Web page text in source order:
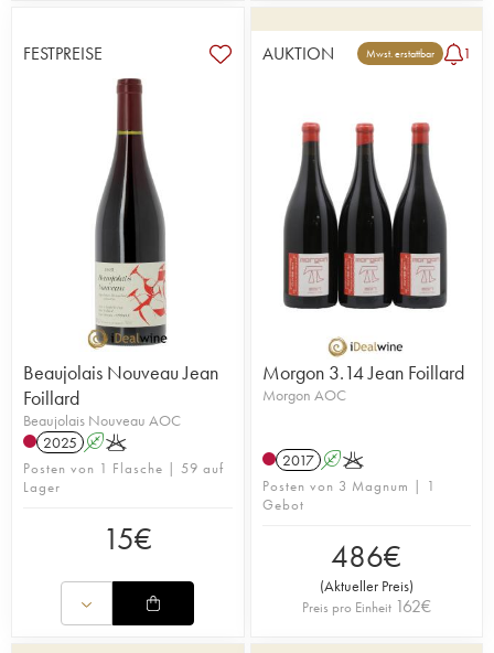
FESTPREISE
Beaujolais Nouveau Jean
Foillard
Beaujolais Nouveau AOC
2025 AK
Posten von 1 Flasche | 59 auf
Lager
15€
AUKTION Mwst. erstattbar 1
Morgon 3.14 Jean Foillard
Morgon AOC
2017 AK
Posten von 3 Magnum | 1
Gebot
486€
(Aktueller Preis)
Preis pro Einheit 162€